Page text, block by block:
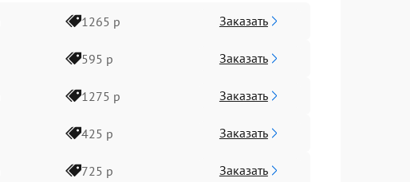
1265 р Заказать
595 р Заказать
1275 р Заказать
425 р Заказать
725 р Заказать